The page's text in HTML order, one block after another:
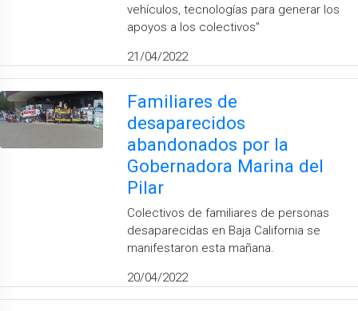
vehículos, tecnologías para generar los
apoyos a los colectivos''
21/04/2022
Familiares de
desaparecidos
abandonados por la
Gobernadora Marina del
Pilar
Colectivos de familiares de personas
desaparecidas en Baja California se
manifestaron esta mañana.
20/04/2022